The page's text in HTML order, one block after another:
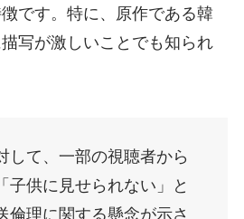
です。特に、原作である韓
写が激しいことでも知られ
して、一部の視聴者から
子供に見せられない」と
倫理に関する懸念が示さ